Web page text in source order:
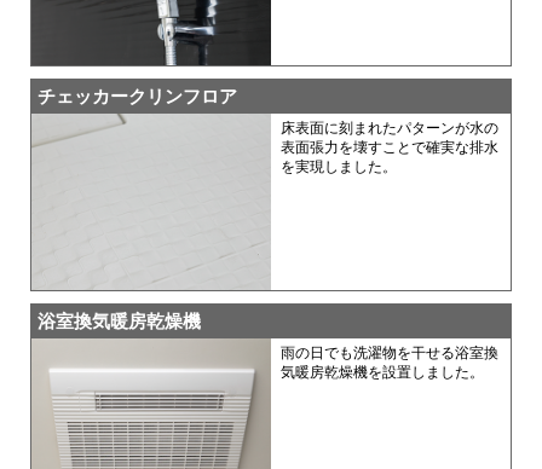
チェッカークリンフロア
床表面に刻まれたパターンが水の
表面張力を壊すことで確実な排水
を実現しました。
浴室換気暖房乾燥機
雨の日でも洗濯物を干せる浴室換
気暖房乾燥機を設置しました。